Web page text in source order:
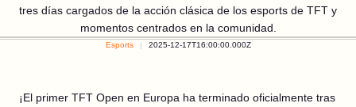
tres días cargados de la acción clásica de los esports de TFT y
momentos centrados en la comunidad.
Esports 2025-12-17T16:00:00.000Z
¡El primer TFT Open en Europa ha terminado oficialmente tras